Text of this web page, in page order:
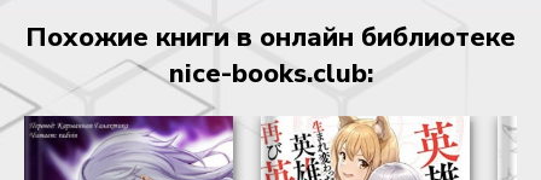
Похожие книги в онлайн библиотеке
nice-books.club: